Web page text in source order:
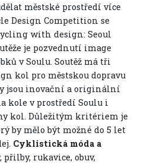
městské prostředí více
Design Competition se
with design: Seoul
je pozvednutí image
v Soulu. Soutěž má tři
kol pro městskou dopravu
jsou inovační a originální
kole v prostředí Soulu i
kol. Důležitým kritériem je
by mělo být možné do 5 let
Cyklistická móda a
rukavice, obuv,